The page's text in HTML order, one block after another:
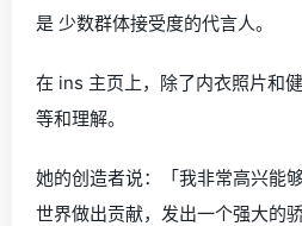
是 少数群体接受度的代言人。
在 ins 主页上，除了内衣照片和
等和理解。
她的创造者说：「我非常高兴能
世界做出贡献，发出一个强大的骄